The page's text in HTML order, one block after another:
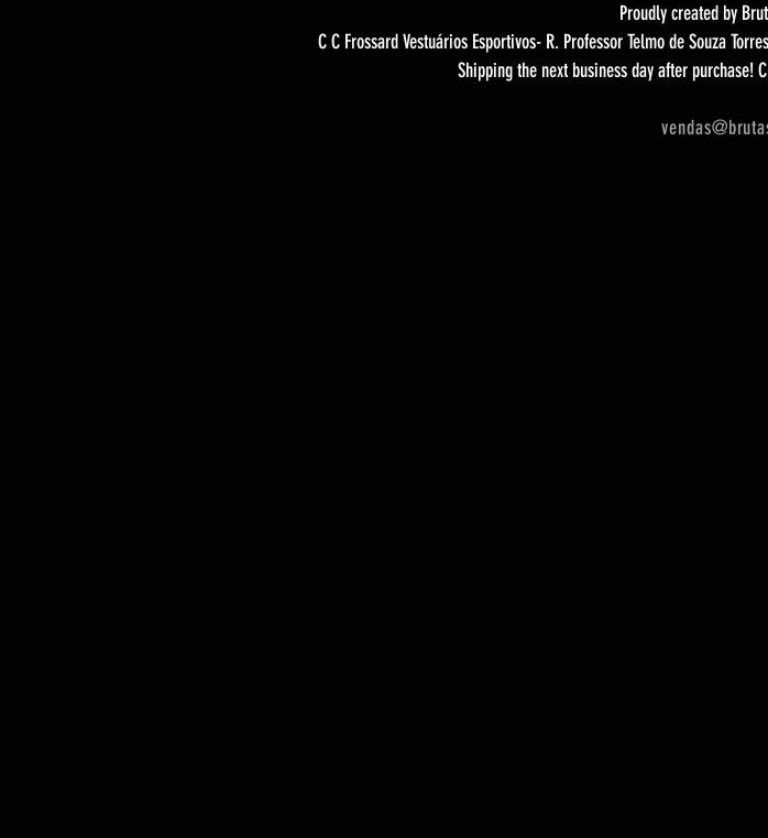
Proudly created by
C C Frossard Vestuários Esportivos- R. Professor Telmo de Souza
Shipping the next business day after purchase!